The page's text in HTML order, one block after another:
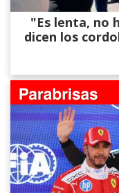
"Es lenta, no
dicen los